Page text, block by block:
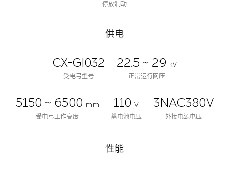
停放制动
供电
CX-GI032
受电弓型号
22.5 ~ 29
kV
正常运行网压
5150 ~ 6500 mm
受电弓工作高度
110 V
蓄电池电压
3NAC380V
外接电源电压
性能